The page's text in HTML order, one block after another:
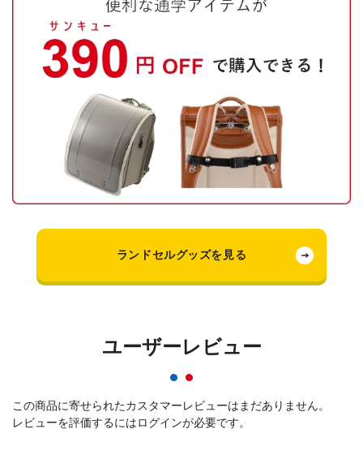
ランドセルグッズを見る
ユーザーレビュー
この商品に寄せられたカスタマーレビューはまだありません。
レビューを評価するにはログインが必要です。